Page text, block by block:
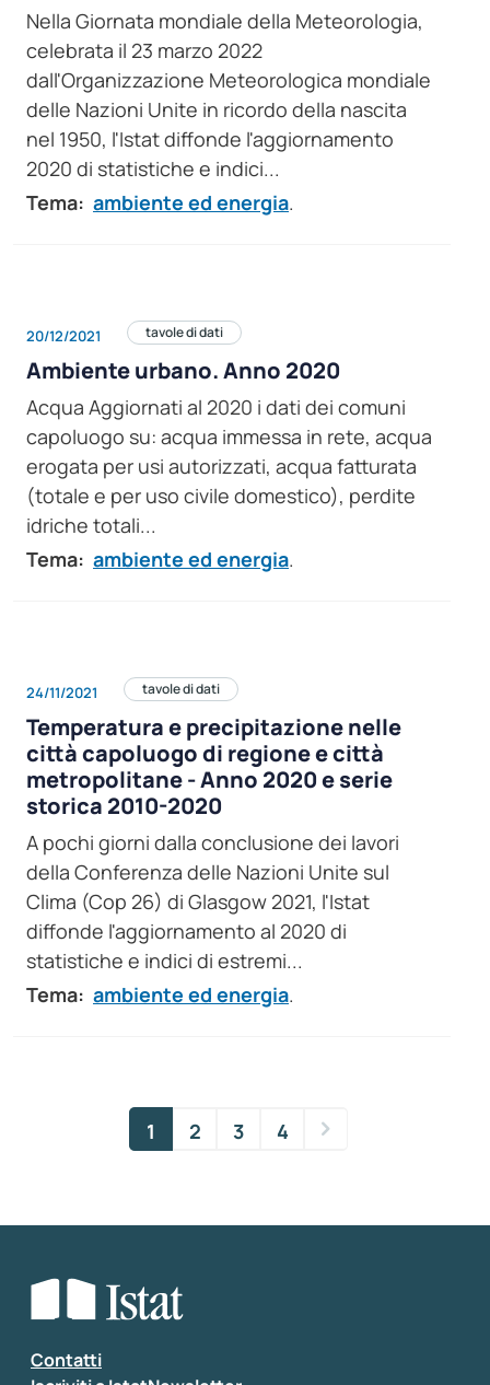
Nella Giornata mondiale della Meteorologia,
celebrata il 23 marzo 2022
dall'Organizzazione Meteorologica mondiale
delle Nazioni Unite in ricordo della nascita
nel 1950, l'Istat diffonde l'aggiornamento
2020 di statistiche e indici...
Tema: ambiente ed energia.
20/12/2021 tavole di dati
Ambiente urbano. Anno 2020
Acqua Aggiornati al 2020 i dati dei comuni
capoluogo su: acqua immessa in rete, acqua
erogata per usi autorizzati, acqua fatturata
(totale e per uso civile domestico), perdite
idriche totali...
Tema: ambiente ed energia.
24/11/2021 tavole di dati
Temperatura e precipitazione nelle
città capoluogo di regione e città
metropolitane - Anno 2020 e serie
storica 2010-2020
A pochi giorni dalla conclusione dei lavori
della Conferenza delle Nazioni Unite sul
Clima (Cop 26) di Glasgow 2021, l'Istat
diffonde l'aggiornamento al 2020 di
statistiche e indici di estremi...
Tema: ambiente ed energia.
1 2 3 4
Contatti